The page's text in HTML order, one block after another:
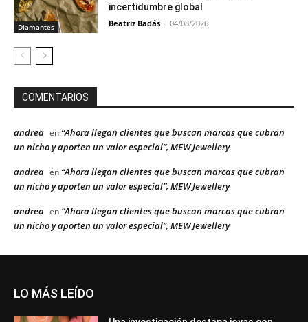
Diamantes
incertidumbre global
Beatriz Badás - 04/08/2026
COMENTARIOS
andrea en “Ahora llegan clientes que buscan marcas que cubran
un nicho y aporten un valor especial”, MEW Jewellery
andrea en “Ahora llegan clientes que buscan marcas que cubran
un nicho y aporten un valor especial”, MEW Jewellery
andrea en “Ahora llegan clientes que buscan marcas que cubran
un nicho y aporten un valor especial”, MEW Jewellery
LO MÁS LEÍDO